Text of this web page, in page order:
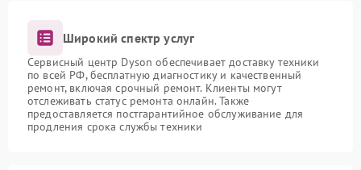
Широкий спектр услуг
Сервисный центр Dyson обеспечивает доставку техники
по всей РФ, бесплатную диагностику и качественный
ремонт, включая срочный ремонт. Клиенты могут
отслеживать статус ремонта онлайн. Также
предоставляется постгарантийное обслуживание для
продления срока службы техники